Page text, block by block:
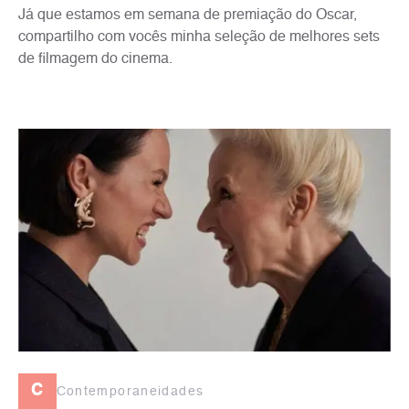
Já que estamos em semana de premiação do Oscar,
compartilho com vocês minha seleção de melhores sets
de filmagem do cinema.
c Contemporaneidades